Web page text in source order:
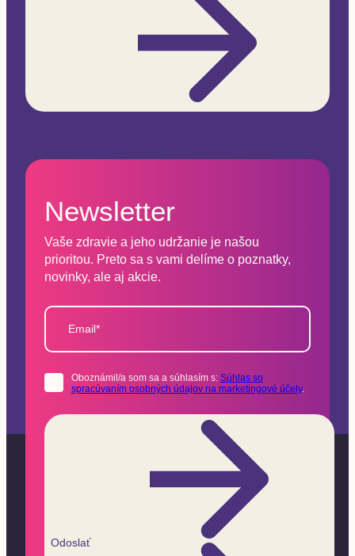
Newsletter
Vaše zdravie a jeho udržanie je našou
prioritou. Preto sa s vami delíme o poznatky,
novinky, ale aj akcie.
Email*
Oboznámil/a som sa a súhlasím s: Súhlas so
spracúvaním osobných údajov na marketingové účely.
Odoslať